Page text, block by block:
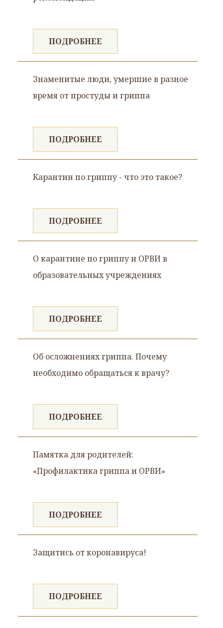
ПОДРОБНЕЕ
Знаменитые люди, умершие в разное
время от простуды и гриппа
ПОДРОБНЕЕ
Карантин по гриппу - что это такое?
ПОДРОБНЕЕ
О карантине по гриппу и ОРВИ в
образовательных учреждениях
ПОДРОБНЕЕ
Об осложнениях гриппа. Почему
необходимо обращаться к врачу?
ПОДРОБНЕЕ
Памятка для родителей:
«Профилактика гриппа и ОРВИ»
ПОДРОБНЕЕ
Защитись от коронавируса!
ПОДРОБНЕЕ